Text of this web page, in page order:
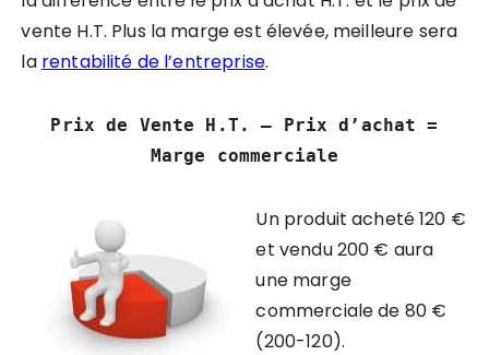
vente H.T. Plus la marge est élevée, meilleure sera
la rentabilité de l’entreprise.
Prix de Vente H.T. – Prix d’achat =
Marge commerciale
Un produit acheté 120 €
et vendu 200 € aura
une marge
commerciale de 80 €
(200-120).